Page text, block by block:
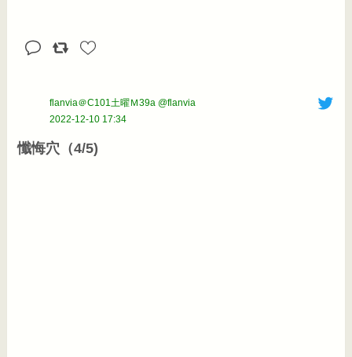
flanvia＠C101土曜Ｍ39a @flanvia
2022-12-10 17:34
懺悔穴（4/5)